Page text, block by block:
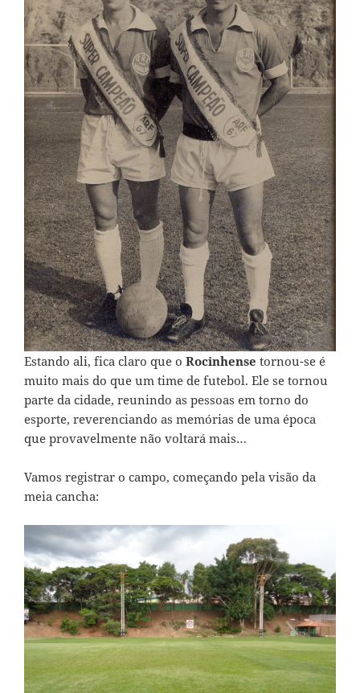
Estando ali, fica claro que o Rocinhense tornou-se é
muito mais do que um time de futebol. Ele se tornou
parte da cidade, reunindo as pessoas em torno do
esporte, reverenciando as memórias de uma época
que provavelmente não voltará mais…
Vamos registrar o campo, começando pela visão da
meia cancha: